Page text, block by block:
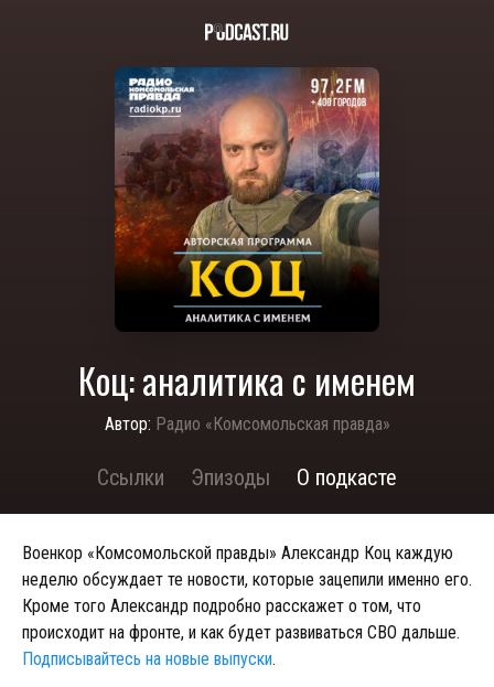
Коц: аналитика с именем
Автор: Радио «Комсомольская правда»
Ссылки Эпизоды О подкасте
Военкор «Комсомольской правды» Александр Коц каждую
неделю обсуждает те новости, которые зацепили именно его.
Кроме того Александр подробно расскажет о том, что
происходит на фронте, и как будет развиваться СВО дальше.
Подписывайтесь на новые выпуски.